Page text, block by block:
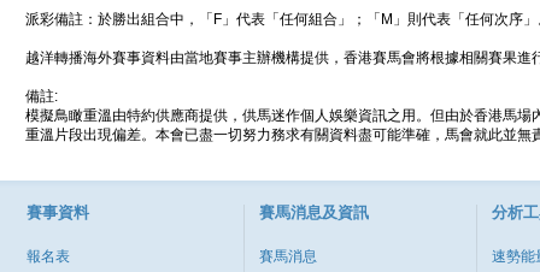
派彩備註：於勝出組合中，「F」代表「任何組合」；「M」則代表「任何次序
越洋轉播海外賽事資料由當地賽事主辦機構提供，香港賽馬會將根據相關賽果進
備註:
模擬鳥瞰重溫由特約供應商提供，供馬迷作個人娛樂資訊之用。但由於香港馬
重溫片段出現偏差。本會已盡一切努力務求有關資料盡可能準確，馬會就此並
賽事資料
報名表
賽馬消息及資訊
賽馬消息
分析
速勢能